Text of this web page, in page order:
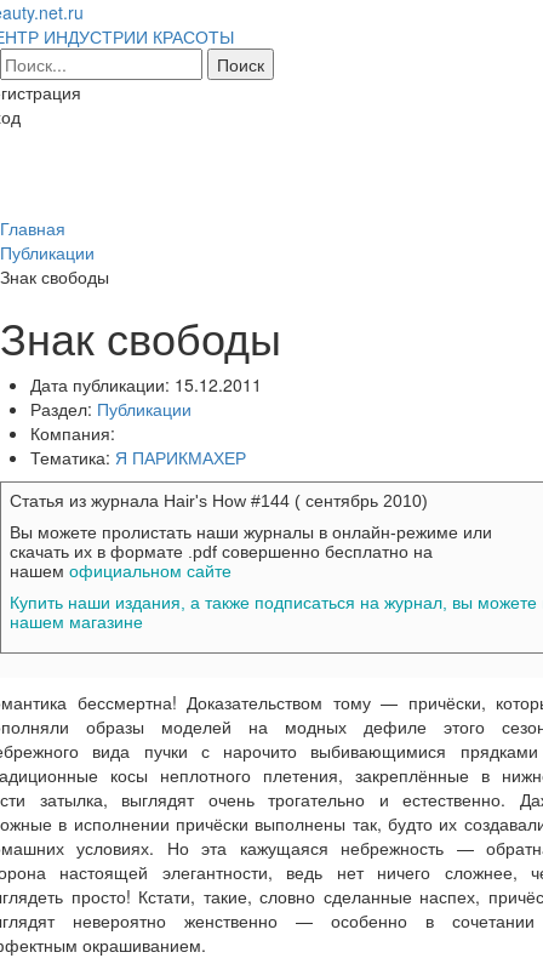
ИНДУСТРИИ КРАСОТЫ
Главная
Публикации
Знак свободы
Знак свободы
Дата публикации: 15.12.2011
Раздел: Публикации
Компания:
Тематика: Я ПАРИКМАХЕР
Статья из журнала Hair's How #144 ( сентябрь 2010)
Вы можете пролистать наши журналы в онлайн-режиме или
скачать их в формате .pdf совершенно бесплатно на
нашем официальном сайте
Купить наши издания, а также подписаться на журнал, вы можете
нашем магазине
бессмертна! Доказательством тому — причёски,
образы моделей на модных дефиле этого
вида пучки с нарочито выбивающимися
косы неплотного плетения, закреплённые в
затылка, выглядят очень трогательно и естественно.
в исполнении причёски выполнены так, будто их
условиях. Но эта кажущаяся небрежность —
настоящей элегантности, ведь нет ничего сложнее,
просто! Кстати, такие, словно сделанные наспех,
невероятно женственно — особенно в
окрашиванием.